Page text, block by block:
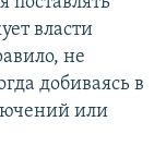
власти
не
добиваясь в
или